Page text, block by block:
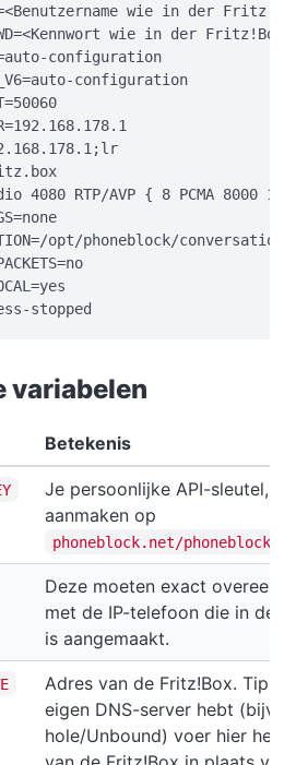
wie in der
wie in der Fritz!Box>
configuration
configuration
4080 RTP/AVP { 8 PCMA 8000 160
opt/phoneblock/conversation
stopped
variabelen
Betekenis
Je persoonlijke API-sleutel,
aanmaken op
phoneblock.net/phoneblock/
Deze moeten exact
met de IP-telefoon die in de
is aangemaakt.
Adres van de Fritz!Box. Tip:
eigen DNS-server hebt (bijv.
hole/Unbound) voer hier het